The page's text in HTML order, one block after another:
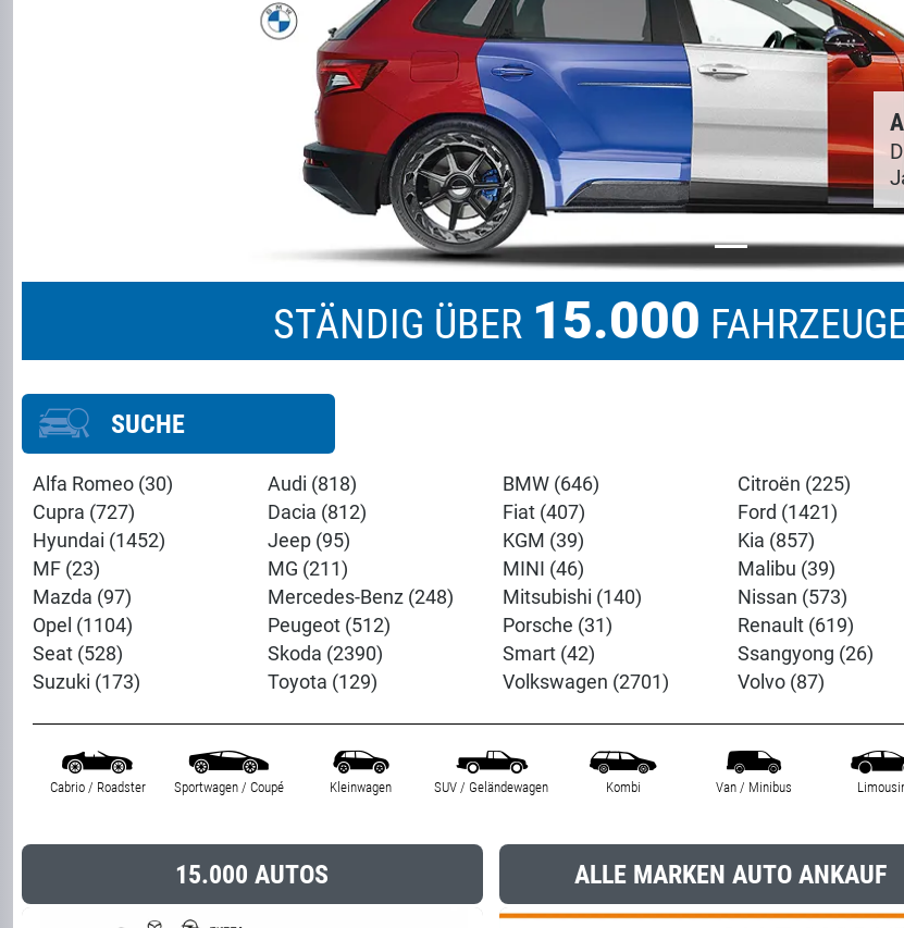
STÄNDIG ÜBER 15.000
SUCHE
Alfa Romeo (30) Audi (818) BMW (646)
Citroën (225)
Cupra (727)
Dacia (812) Fiat (407)
Ford (1421)
Hyundai (1452)
Jeep (95) KGM (39)
Kia (857)
MF (23)
MG (211) MINI (46)
Malibu (39)
Mazda (97)
Mercedes-Benz (248) Mitsubishi (140)
Nissan (573)
Opel (1104)
Peugeot (512) Porsche (31)
Renault (619)
Seat (528)
Skoda (2390) Smart (42)
Ssangyong (26)
Suzuki (173)
Toyota (129) Volkswagen (2701) Volvo (87)
Cabrio / Roadster Sportwagen / Coupé Kleinwagen SUV / Geländewagen Kombi Van / Minibus
15.000 AUTOS ALLE MARKEN AUTO ANKAUF